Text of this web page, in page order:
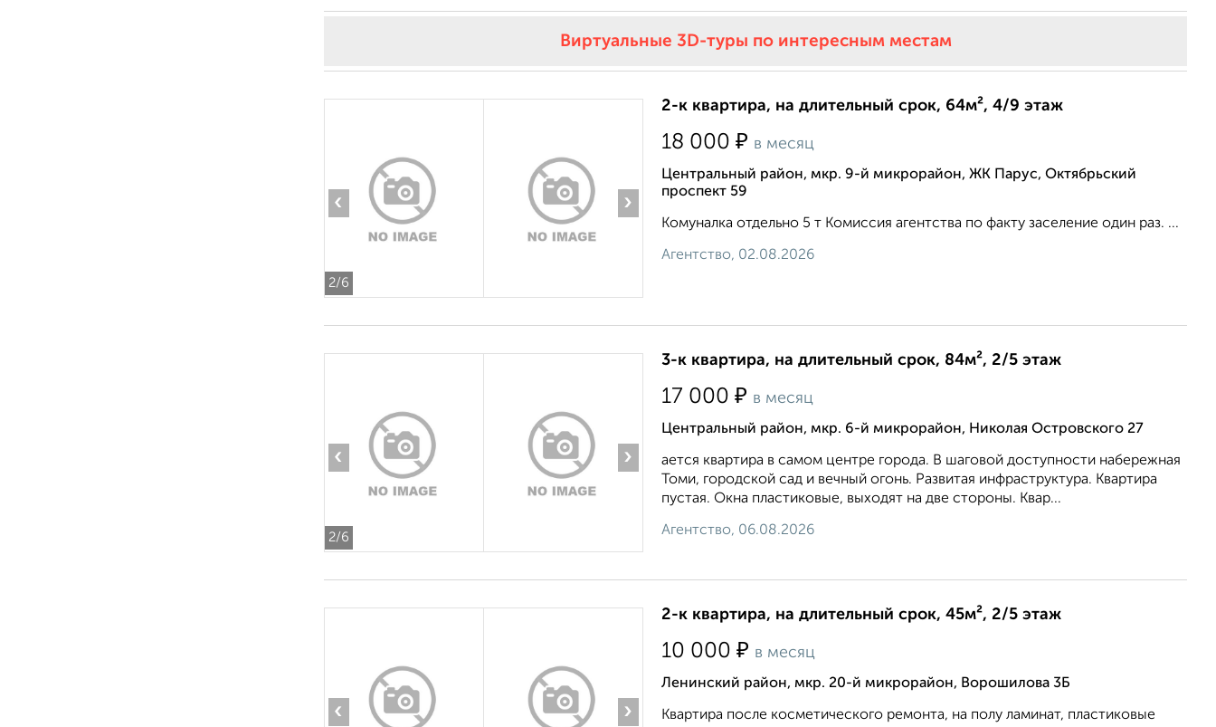
Виртуальные 3D-туры по интересным местам
2/6
‹ ›
2-к квартира, на длительный срок, 64м², 4/9 этаж
18 000 ₽ в месяц
Центральный район, мкр. 9-й микрорайон, ЖК Парус, Октябрьский
проспект 59
Комуналка отдельно 5 т Комиссия агентства по факту заселение один раз. ...
Агентство, 02.08.2026
2/6
‹ ›
3-к квартира, на длительный срок, 84м², 2/5 этаж
17 000 ₽ в месяц
Центральный район, мкр. 6-й микрорайон, Николая Островского 27
ается квартира в самом центре города. В шаговой доступности набережная
Томи, городской сад и вечный огонь. Развитая инфраструктура. Квартира
пустая. Окна пластиковые, выходят на две стороны. Квар...
Агентство, 06.08.2026
‹ ›
2-к квартира, на длительный срок, 45м², 2/5 этаж
10 000 ₽ в месяц
Ленинский район, мкр. 20-й микрорайон, Ворошилова 3Б
Квартира после косметического ремонта, на полу ламинат, пластиковые